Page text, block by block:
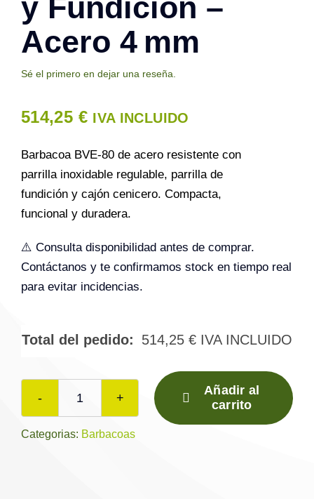
Contacto
y Fundición –
Acero 4 mm
Sé el primero en dejar una reseña.
514,25 € IVA INCLUIDO
Barbacoa BVE-80 de acero resistente con
parrilla inoxidable regulable, parrilla de
fundición y cajón cenicero. Compacta,
funcional y duradera.
⚠️ Consulta disponibilidad antes de comprar.
Contáctanos y te confirmamos stock en tiempo real
para evitar incidencias.
Total del pedido: 514,25 € IVA INCLUIDO
BVE-
Añadir al
carrito
Categorias: Barbacoas